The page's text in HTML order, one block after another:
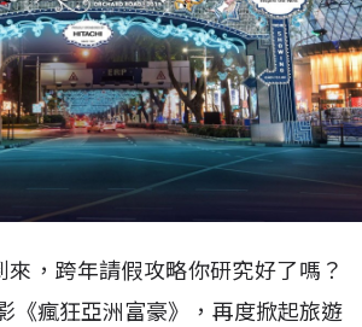
，跨年請假攻略你研究好了嗎？
《瘋狂亞洲富豪》，再度掀起旅遊